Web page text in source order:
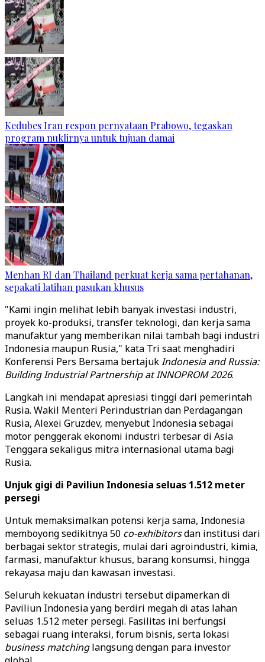
Kedubes Iran respon pernyataan Prabowo, tegaskan
program nuklirnya untuk tujuan damai
Menhan RI dan Thailand perkuat kerja sama pertahanan,
sepakati latihan pasukan khusus
"Kami ingin melihat lebih banyak investasi industri,
proyek ko-produksi, transfer teknologi, dan kerja sama
manufaktur yang memberikan nilai tambah bagi industri
Indonesia maupun Rusia," kata Tri saat menghadiri
Konferensi Pers Bersama bertajukIndonesia and Russia:
Building Industrial Partnership at INNOPROM 2026.
Langkah ini mendapat apresiasi tinggi dari pemerintah
Rusia. Wakil Menteri Perindustrian dan Perdagangan
Rusia, Alexei Gruzdev, menyebut Indonesia sebagai
motor penggerak ekonomi industri terbesar di Asia
Tenggara sekaligus mitra internasional utama bagi
Rusia.
Unjuk gigi di Paviliun Indonesia seluas 1.512 meter
persegi
Untuk memaksimalkan potensi kerja sama, Indonesia
memboyong sedikitnya 50 co-exhibitorsdan institusi dari
berbagai sektor strategis, mulai dari agroindustri, kimia,
farmasi, manufaktur khusus, barang konsumsi, hingga
rekayasa maju dan kawasan investasi.
Seluruh kekuatan industri tersebut dipamerkan di
Paviliun Indonesia yang berdiri megah di atas lahan
seluas 1.512 meter persegi. Fasilitas ini berfungsi
sebagai ruang interaksi, forum bisnis, serta lokasi
business matchinglangsung dengan para investor